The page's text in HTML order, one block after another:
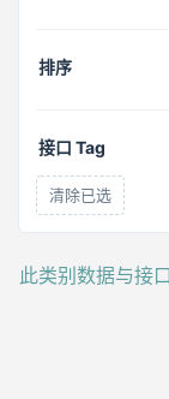
排序
接口 Tag
清除已选
此类别数据与接